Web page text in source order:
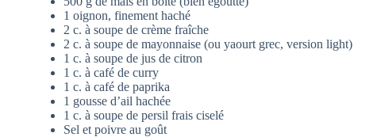
1 oignon, finement haché
2 c. à soupe de crème fraîche
2 c. à soupe de mayonnaise (ou yaourt grec, version light)
1 c. à soupe de jus de citron
1 c. à café de curry
1 c. à café de paprika
1 gousse d’ail hachée
1 c. à soupe de persil frais ciselé
Sel et poivre au goût